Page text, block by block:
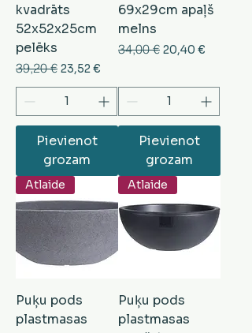
kvadrāts
52x52x25cm
pelēks
Parastā cena
39,20 € Izpārdošanas cena
23,52 €
Pievienot
grozam
69x29cm apaļš
melns
Parastā cena
34,00 € Izpārdošanas
20,40 €
Pievienot
grozam
Atlaide
Puķu pods
plastmasas
Atlaide
Puķu pods
plastmasas